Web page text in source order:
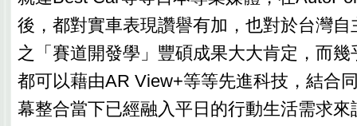
後，都對實車表現讚譽有加，也對於台灣
之「賽道開發學」豐碩成果大大肯定，而
都可以藉由AR View+等等先進科技，結合
幕整合當下已經融入平日的行動生活需求